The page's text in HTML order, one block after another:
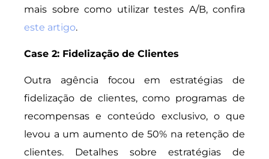
mais sobre como utilizar testes A/B, confira
este artigo.
Case 2: Fidelização de Clientes
Outra agência focou em estratégias de
fidelização de clientes, como programas de
recompensas e conteúdo exclusivo, o que
levou a um aumento de 50% na retenção de
clientes. Detalhes sobre estratégias de